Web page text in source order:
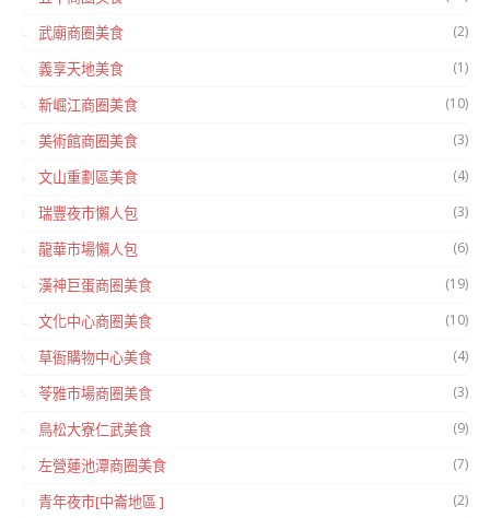
武廟商圈美食 (2)
義享天地美食 (1)
新崛江商圈美食 (10)
美術館商圈美食 (3)
文山重劃區美食 (4)
瑞豐夜市懶人包 (3)
龍華市場懶人包 (6)
漢神巨蛋商圈美食 (19)
文化中心商圈美食 (10)
草衙購物中心美食 (4)
苓雅市場商圈美食 (3)
鳥松大寮仁武美食 (9)
左營蓮池潭商圈美食 (7)
青年夜市[中崙地區 ] (2)